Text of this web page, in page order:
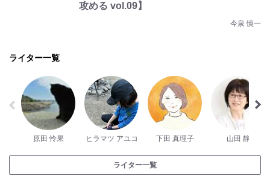
攻める vol.09】
今泉 慎一
ライター一覧
原田 怜果 ヒラマツ アユコ 下田 真理子 山田 静
ライター一覧